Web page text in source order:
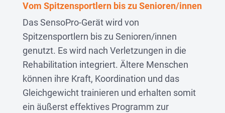
Vom Spitzensportlern bis zu Senioren/innen
Das SensoPro-Gerät wird von
Spitzensportlern bis zu Senioren/innen
genutzt. Es wird nach Verletzungen in die
Rehabilitation integriert. Ältere Menschen
können ihre Kraft, Koordination und das
Gleichgewicht trainieren und erhalten somit
ein äußerst effektives Programm zur